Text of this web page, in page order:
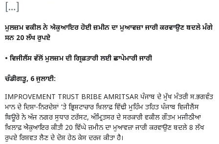
[…]
ਮੁਲਜ਼ਮ ਵਕੀਲ ਨੇ ਐਕੁਆਇਰ ਹੋਈ ਜ਼ਮੀਨ ਦਾ ਮੁਆਵਜ਼ਾ ਜਾਰੀ ਕਰਵਾਉਣ ਬਦਲੇ ਮੰਗੇ
ਸਨ 20 ਲੱਖ ਰੁਪਏ
• ਵਿਜੀਲੈਂਸ ਵੱਲੋਂ ਮੁਲਜ਼ਮ ਦੀ ਗ੍ਰਿਫ਼ਤਾਰੀ ਲਈ ਛਾਪੇਮਾਰੀ ਜਾਰੀ
ਚੰਡੀਗੜ੍ਹ, 6 ਜੁਲਾਈ:
IMPROVEMENT TRUST BRIBE AMRITSAR ਪੰਜਾਬ ਦੇ ਮੁੱਖ ਮੰਤਰੀ ਸ.ਭਗਵੰਤ
ਮਾਨ ਦੇ ਦਿਸ਼ਾ-ਨਿਰਦੇਸ਼ਾਂ ‘ਤੇ ਭ੍ਰਿਸ਼ਟਾਚਾਰ ਖ਼ਿਲਾਫ਼ ਵਿੱਢੀ ਮੁਹਿੰਮ ਤਹਿਤ ਪੰਜਾਬ ਵਿਜੀਲੈਂਸ
ਬਿਊਰੋ ਨੇ ਅੱਜ ਨਗਰ ਸੁਧਾਰ ਟਰੱਸਟ, ਅੰਮ੍ਰਿਤਸਰ ਦੇ ਸਰਕਾਰੀ ਵਕੀਲ ਗੌਤਮ ਮਜੀਠੀਆ
ਖ਼ਿਲਾਫ਼ ਐਕੁਆਇਰ ਕੀਤੀ 20 ਵਿੱਘੇ ਜ਼ਮੀਨ ਦਾ ਮੁਆਵਜ਼ਾ ਜਾਰੀ ਕਰਵਾਉਣ ਬਦਲੇ 8 ਲੱਖ
ਰੁਪਏ ਰਿਸ਼ਵਤ ਲੈਣ ਦੇ ਦੋਸ਼ ਹੇਠ ਕੇਸ ਦਰਜ ਕੀਤਾ ਹੈ।